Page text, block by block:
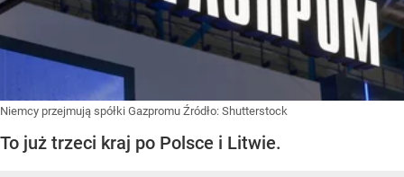
Niemcy przejmują spółki Gazpromu Źródło: Shutterstock
To już trzeci kraj po Polsce i Litwie.